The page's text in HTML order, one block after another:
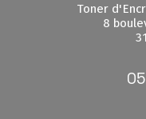
Toner
8